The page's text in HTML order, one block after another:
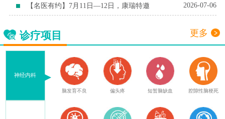
【名医有约】7月11日—12日，康瑞特邀 2026-07-06
诊疗项目 更多
神经内科
脑发育不良 偏头疼 短暂脑缺血 腔隙性脑梗死